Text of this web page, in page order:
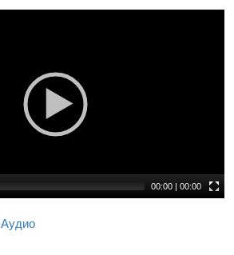
00:00 | 00:00
Аудио